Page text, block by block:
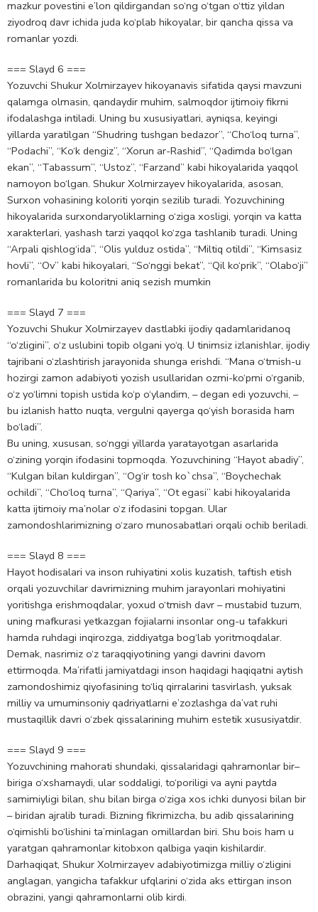
mazkur povestini e’lon qildirgandan so‘ng o‘tgan o‘ttiz yildan
ziyodroq davr ichida juda ko‘plab hikoyalar, bir qancha qissa va
romanlar yozdi.
=== Slayd 6 ===
Yozuvchi Shukur Xolmirzayev hikoyanavis sifatida qaysi mavzuni
qalamga olmasin, qandaydir muhim, salmoqdor ijtimoiy fikrni
ifodalashga intiladi. Uning bu xususiyatlari, ayniqsa, keyingi
yillarda yaratilgan “Shudring tushgan bedazor”, “Cho‘loq turna”,
“Podachi”, “Ko‘k dengiz”, “Xorun ar-Rashid”, “Qadimda bo‘lgan
ekan”, “Tabassum”, “Ustoz”, “Farzand” kabi hikoyalarida yaqqol
namoyon bo‘lgan. Shukur Xolmirzayev hikoyalarida, asosan,
Surxon vohasining koloriti yorqin sezilib turadi. Yozuvchining
hikoyalarida surxondaryoliklarning o‘ziga xosligi, yorqin va katta
xarakterlari, yashash tarzi yaqqol ko‘zga tashlanib turadi. Uning
“Arpali qishlog‘ida”, “Olis yulduz ostida”, “Miltiq otildi”, “Kimsasiz
hovli”, “Ov” kabi hikoyalari, “So‘nggi bekat”, “Qil ko‘prik”, “Olabo‘ji”
romanlarida bu koloritni aniq sezish mumkin
=== Slayd 7 ===
Yozuvchi Shukur Xolmirzayev dastlabki ijodiy qadamlaridanoq
“o‘zligini”, o‘z uslubini topib olgani yo‘q. U tinimsiz izlanishlar, ijodiy
tajribani o‘zlashtirish jarayonida shunga erishdi. “Mana o‘tmish-u
hozirgi zamon adabiyoti yozish usullaridan ozmi-ko‘pmi o‘rganib,
o‘z yo‘limni topish ustida ko‘p o‘ylandim, – degan edi yozuvchi, –
bu izlanish hatto nuqta, vergulni qayerga qo‘yish borasida ham
bo‘ladi”.
Bu uning, xususan, so‘nggi yillarda yaratayotgan asarlarida
o‘zining yorqin ifodasini topmoqda. Yozuvchining “Hayot abadiy”,
“Kulgan bilan kuldirgan”, “Og‘ir tosh ko`chsa”, “Boychechak
ochildi”, “Cho‘loq turna”, “Qariya”, “Ot egasi” kabi hikoyalarida
katta ijtimoiy ma’nolar o‘z ifodasini topgan. Ular
zamondoshlarimizning o‘zaro munosabatlari orqali ochib beriladi.
=== Slayd 8 ===
Hayot hodisalari va inson ruhiyatini xolis kuzatish, taftish etish
orqali yozuvchilar davrimizning muhim jarayonlari mohiyatini
yoritishga erishmoqdalar, yoxud o‘tmish davr – mustabid tuzum,
uning mafkurasi yetkazgan fojialarni insonlar ong-u tafakkuri
hamda ruhdagi inqirozga, ziddiyatga bog‘lab yoritmoqdalar.
Demak, nasrimiz o‘z taraqqiyotining yangi davrini davom
ettirmoqda. Ma’rifatli jamiyatdagi inson haqidagi haqiqatni aytish
zamondoshimiz qiyofasining to‘liq qirralarini tasvirlash, yuksak
milliy va umuminsoniy qadriyatlarni e’zozlashga da’vat ruhi
mustaqillik davri o‘zbek qissalarining muhim estetik xususiyatdir.
=== Slayd 9 ===
Yozuvchining mahorati shundaki, qissalaridagi qahramonlar bir–
biriga o‘xshamaydi, ular soddaligi, to‘poriligi va ayni paytda
samimiyligi bilan, shu bilan birga o‘ziga xos ichki dunyosi bilan bir
– biridan ajralib turadi. Bizning fikrimizcha, bu adib qissalarining
o‘qimishli bo‘lishini ta’minlagan omillardan biri. Shu bois ham u
yaratgan qahramonlar kitobxon qalbiga yaqin kishilardir.
Darhaqiqat, Shukur Xolmirzayev adabiyotimizga milliy o‘zligini
anglagan, yangicha tafakkur ufqlarini o‘zida aks ettirgan inson
obrazini, yangi qahramonlarni olib kirdi.